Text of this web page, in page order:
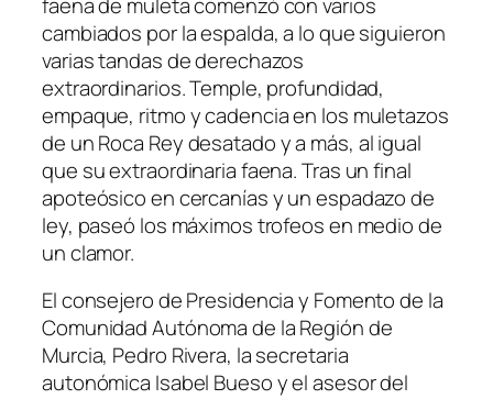
cambiados por la espalda, a lo que siguieron
varias tandas de derechazos
extraordinarios. Temple, profundidad,
empaque, ritmo y cadencia en los muletazos
de un Roca Rey desatado y a más, al igual
que su extraordinaria faena. Tras un final
apoteósico en cercanías y un espadazo de
ley, paseó los máximos trofeos en medio de
un clamor.
El consejero de Presidencia y Fomento de la
Comunidad Autónoma de la Región de
Murcia, Pedro Rivera, la secretaria
autonómica Isabel Bueso y el asesor del